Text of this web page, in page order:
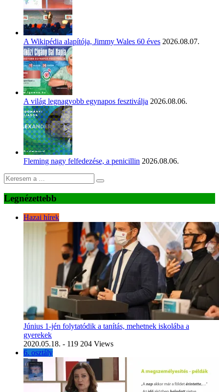
A Wikipédia alapítója, Jimmy Wales 60 éves 2026.08.07.
A világ legnagyobb egynapos fesztiválja 2026.08.06.
Fleming nagy felfedezése, a penicillin 2026.08.06.
Legnézettebb
Hazai hírek
Június 1-jén folytatódik a tanítás, mehetnek iskolába a
gyerekek
2020.05.18. - 119 204 Views
6. osztály